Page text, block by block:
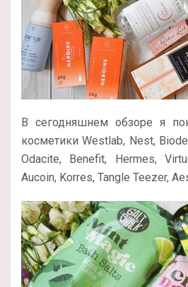
В сегодняшнем обзоре я
косметики Westlab, Nest,
Odacite, Benefit, Hermes,
Aucoin, Korres, Tangle Teezer,